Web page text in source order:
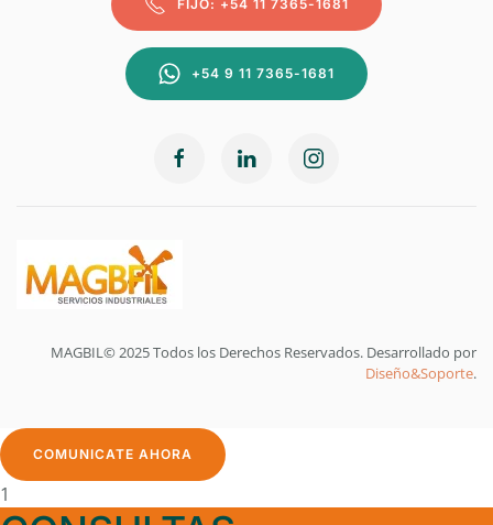
FIJO: +54 11 7365-1681
+54 9 11 7365-1681
MAGBIL© 2025 Todos los Derechos Reservados. Desarrollado por
Diseño&Soporte.
COMUNICATE AHORA
1